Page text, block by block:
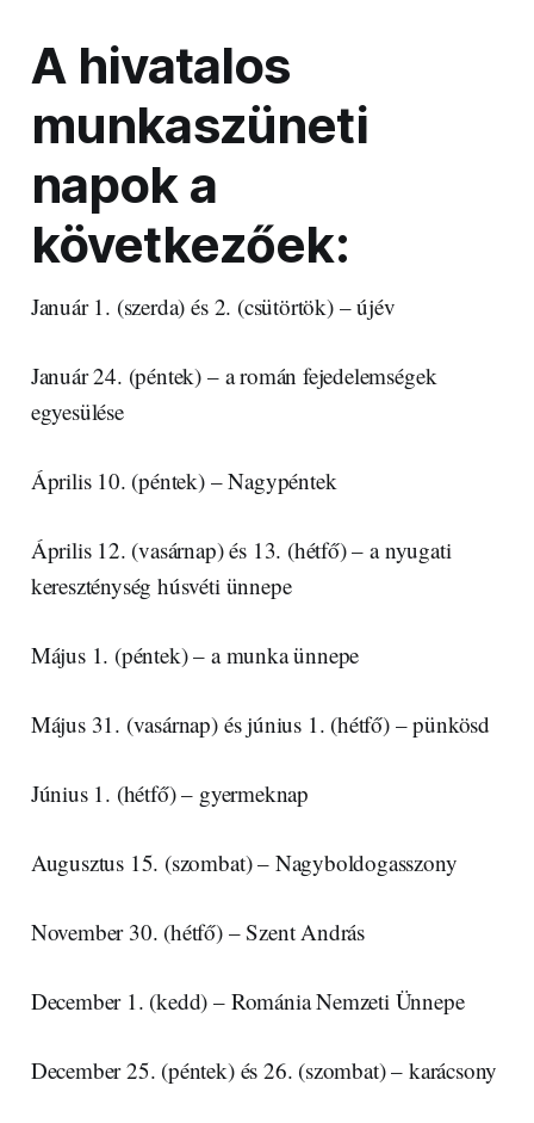
A hivatalos
munkaszüneti
napok a
következőek:
Január 1. (szerda) és 2. (csütörtök) – újév
Január 24. (péntek) – a román fejedelemségek
egyesülése
Április 10. (péntek) – Nagypéntek
Április 12. (vasárnap) és 13. (hétfő) – a nyugati
kereszténység húsvéti ünnepe
Május 1. (péntek) – a munka ünnepe
Május 31. (vasárnap) és június 1. (hétfő) – pünkösd
Június 1. (hétfő) – gyermeknap
Augusztus 15. (szombat) – Nagyboldogasszony
November 30. (hétfő) – Szent András
December 1. (kedd) – Románia Nemzeti Ünnepe
December 25. (péntek) és 26. (szombat) – karácsony